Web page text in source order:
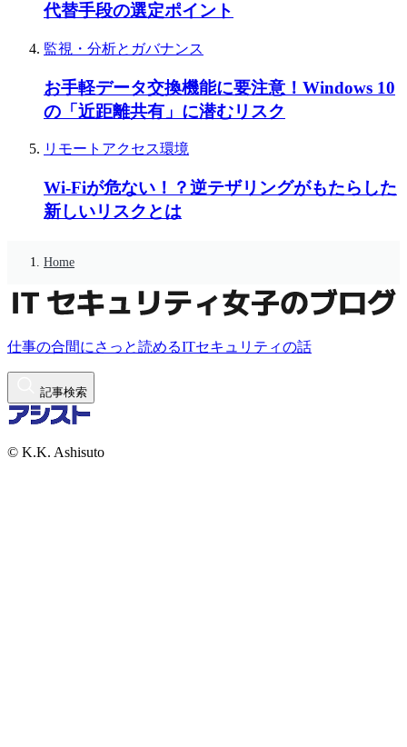
代替手段の選定ポイント
監視・分析とガバナンス
お手軽データ交換機能に要注意！Windows 10
の「近距離共有」に潜むリスク
リモートアクセス環境
Wi-Fiが危ない！？逆テザリングがもたらした
新しいリスクとは
Home
仕事の合間にさっと読めるITセキュリティの話
記事検索
© K.K. Ashisuto